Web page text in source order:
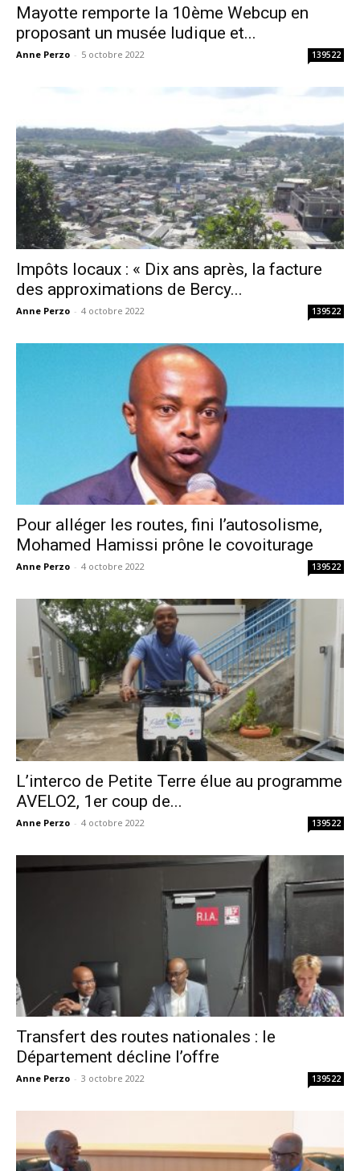
Mayotte remporte la 10ème Webcup en
proposant un musée ludique et...
Anne Perzo - 5 octobre 2022 139522
Impôts locaux : « Dix ans après, la facture
des approximations de Bercy...
Anne Perzo - 4 octobre 2022 139522
Pour alléger les routes, fini l’autosolisme,
Mohamed Hamissi prône le covoiturage
Anne Perzo - 4 octobre 2022 139522
L’interco de Petite Terre élue au programme
AVELO2, 1er coup de...
Anne Perzo - 4 octobre 2022 139522
Transfert des routes nationales : le
Département décline l’offre
Anne Perzo - 3 octobre 2022 139522